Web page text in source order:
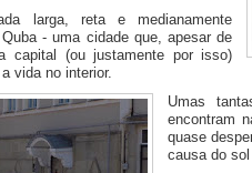
larga, reta e medianamente
- uma cidade que, apesar de
capital (ou justamente por isso)
vida no interior.
Umas
encontram
quase
causa do sol